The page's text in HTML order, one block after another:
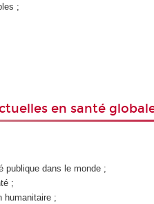
;
en santé
publique dans le monde ;
;
humanitaire ;